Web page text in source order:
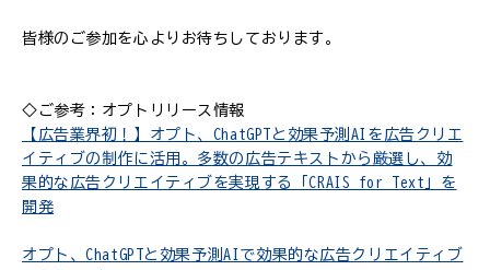
皆様のご参加を心よりお待ちしております。
◇ご参考：オプトリリース情報
【広告業界初！】オプト、ChatGPTと効果予測AIを広告クリエ
イティブの制作に活用。多数の広告テキストから厳選し、効
果的な広告クリエイティブを実現する「CRAIS for Text」を
開発
オプト、ChatGPTと効果予測AIで効果的な広告クリエイティブ